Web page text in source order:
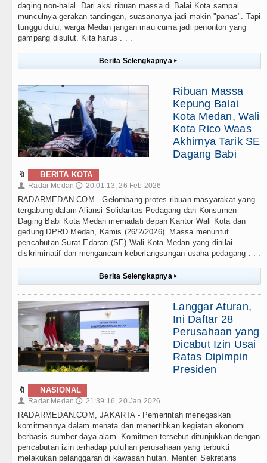
daging non-halal. Dari aksi ribuan massa di Balai Kota sampai
munculnya gerakan tandingan, suasananya jadi makin "panas". Tapi
tunggu dulu, warga Medan jangan mau cuma jadi penonton yang
gampang disulut. Kita harus . . .
Berita Selengkapnya ▸
Ribuan Massa
Kepung Balai
Kota Medan, Wali
Kota Rico Waas
Akhirnya Tarik SE
Dagang Babi
🔖 BERITA KOTA
👤 Radar Medan 🕔 20:01:13, 26 Feb 2026
RADARMEDAN.COM - Gelombang protes ribuan masyarakat yang
tergabung dalam Aliansi Solidaritas Pedagang dan Konsumen
Daging Babi Kota Medan memadati depan Kantor Wali Kota dan
gedung DPRD Medan, Kamis (26/2/2026). Massa menuntut
pencabutan Surat Edaran (SE) Wali Kota Medan yang dinilai
diskriminatif dan mengancam keberlangsungan usaha pedagang . . .
Berita Selengkapnya ▸
Langgar Aturan,
Ini Daftar 28
Perusahaan yang
Dicabut Izin Usai
Ratas Dipimpin
Presiden
🔖 NASIONAL
👤 Radar Medan 🕔 21:39:16, 20 Jan 2026
RADARMEDAN.COM, JAKARTA - Pemerintah menegaskan
komitmennya dalam menata dan menertibkan kegiatan ekonomi
berbasis sumber daya alam. Komitmen tersebut ditunjukkan dengan
pencabutan izin terhadap puluhan perusahaan yang terbukti
melakukan pelanggaran di kawasan hutan. Menteri Sekretaris